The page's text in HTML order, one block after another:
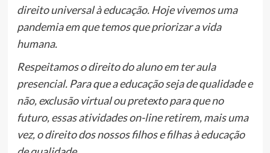
direito universal à educação. Hoje vivemos uma
pandemia em que temos que priorizar a vida
humana.
Respeitamos o direito do aluno em ter aula
presencial. Para que a educação seja de qualidade e
não, exclusão virtual ou pretexto para que no
futuro, essas atividades on-line retirem, mais uma
vez, o direito dos nossos filhos e filhas à educação